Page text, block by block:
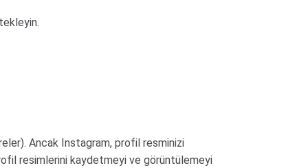
Ancak Instagram, profil resminizi
resimlerini kaydetmeyi ve görüntülemeyi